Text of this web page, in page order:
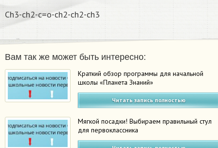
Ch3-ch2-c=o-ch2-ch2-ch3
Вам так же может быть интересно:
Краткий обзор программы для начальной
школы «Планета Знаний»
Читать запись полностью
Мягкой посадки! Выбираем правильный стул
для первоклассника